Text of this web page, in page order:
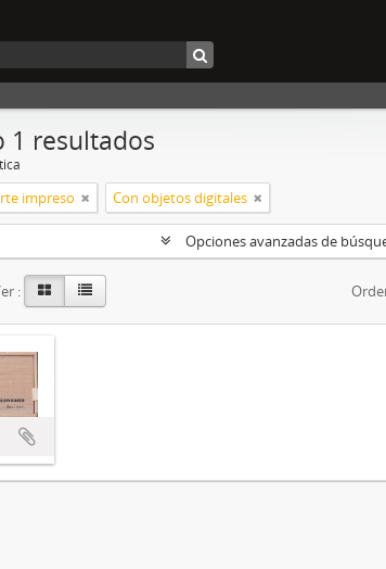
1 resultados
impreso Con objetos digitales
Opciones avanzadas de
: